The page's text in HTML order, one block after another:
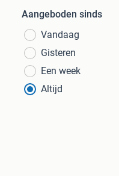
Aangeboden sinds
Vandaag
Gisteren
Een week
Altijd